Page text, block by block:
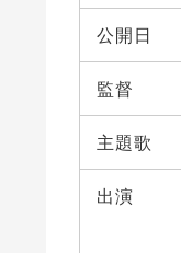
公開日
監督
主題歌
出演